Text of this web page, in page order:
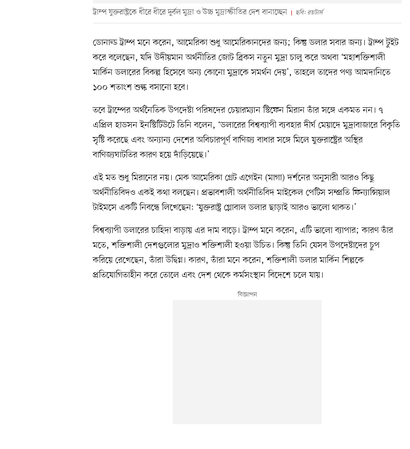
ট্রাম্প যুক্তরাষ্ট্রকে ধীরে ধীরে দুর্বল মুদ্রা ও উচ্চ মুদ্রাস্ফীতির দেশ বানাচ্ছেন ছবি: রয়টার্স
ডোনাল্ড ট্রাম্প মনে করেন, আমেরিকা শুধু আমেরিকানদের জন্য; কিন্তু ডলার সবার জন্য। ট্রাম্প টুইট
করে বলেছেন, যদি উদীয়মান অর্থনীতির জোট ব্রিকস নতুন মুদ্রা চালু করে অথবা ‘মহাশক্তিশালী
মার্কিন ডলারের বিকল্প হিসেবে অন্য কোনো মুদ্রাকে সমর্থন দেয়’, তাহলে তাদের পণ্য আমদানিতে
১০০ শতাংশ শুল্ক বসানো হবে।
তবে ট্রাম্পের অর্থনৈতিক উপদেষ্টা পরিষদের চেয়ারম্যান স্টিফেন মিরান তাঁর সঙ্গে একমত নন। ৭
এপ্রিল হাডসন ইনস্টিটিউটে তিনি বলেন, ‘ডলারের বিশ্বব্যাপী ব্যবহার দীর্ঘ মেয়াদে মুদ্রাবাজারে বিকৃতি
সৃষ্টি করেছে এবং অন্যান্য দেশের অবিচারপূর্ণ বাণিজ্য বাধার সঙ্গে মিলে যুক্তরাষ্ট্রের অস্থির
বাণিজ্যঘাটতির কারণ হয়ে দাঁড়িয়েছে।’
এই মত শুধু মিরানের নয়। মেক আমেরিকা গ্রেট এগেইন (মাগা) দর্শনের অনুসারী আরও কিছু
অর্থনীতিবিদও একই কথা বলছেন। প্রভাবশালী অর্থনীতিবিদ মাইকেল পেটিস সম্প্রতি ফিন্যান্সিয়াল
টাইমসে একটি নিবন্ধে লিখেছেন: ‘যুক্তরাষ্ট্র গ্লোবাল ডলার ছাড়াই আরও ভালো থাকত।’
বিশ্বব্যাপী ডলারের চাহিদা বাড়ায় এর দাম বাড়ে। ট্রাম্প মনে করেন, এটি ভালো ব্যাপার; কারণ তাঁর
মতে, শক্তিশালী দেশগুলোর মুদ্রাও শক্তিশালী হওয়া উচিত। কিন্তু তিনি যেসব উপদেষ্টাদের চুপ
করিয়ে রেখেছেন, তাঁরা উদ্বিগ্ন। কারণ, তাঁরা মনে করেন, শক্তিশালী ডলার মার্কিন শিল্পকে
প্রতিযোগিতাহীন করে তোলে এবং দেশ থেকে কর্মসংস্থান বিদেশে চলে যায়।